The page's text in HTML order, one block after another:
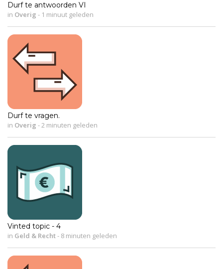
Durf te antwoorden VI
in Overig - 1 minuut geleden
Durf te vragen.
in Overig -2 minuten geleden
Vinted topic - 4
in Geld & Recht- 8 minuten geleden